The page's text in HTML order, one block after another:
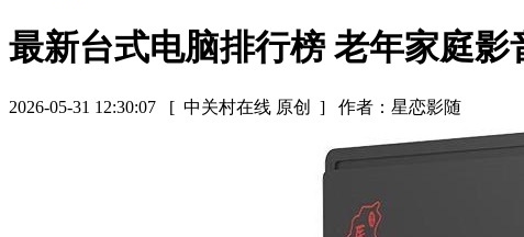
最新台式电脑排行榜 老年家庭
2026-05-31 12:30:07 [ 中关村在线 原创 ] 作者：星恋影随